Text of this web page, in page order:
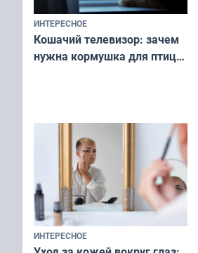
ИНТЕРЕСНОЕ
Кошачий телевизор: зачем
нужна кормушка для птиц
ИНТЕРЕСНОЕ